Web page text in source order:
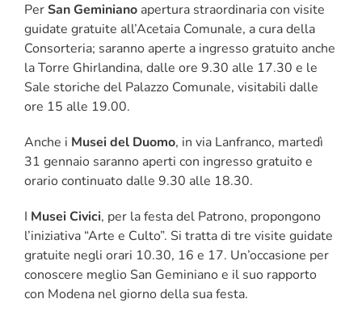
PerSan Geminiano apertura straordinaria con visite
guidate gratuite all’Acetaia Comunale, a cura della
Consorteria; saranno aperte a ingresso gratuito anche
la Torre Ghirlandina, dalle ore 9.30 alle 17.30 e le
Sale storiche del Palazzo Comunale, visitabili dalle
ore 15 alle 19.00.
Anche i Musei del Duomo, in via Lanfranco, martedì
31 gennaio saranno aperti con ingresso gratuito e
orario continuato dalle 9.30 alle 18.30.
I Musei Civici, per la festa del Patrono, propongono
l’iniziativa “Arte e Culto”. Si tratta di tre visite guidate
gratuite negli orari 10.30, 16 e 17. Un’occasione per
conoscere meglio San Geminiano e il suo rapporto
con Modena nel giorno della sua festa.